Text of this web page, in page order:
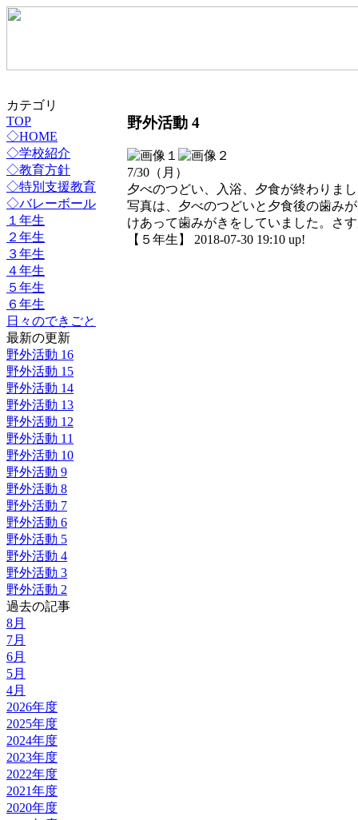
カテゴリ
TOP
◇HOME
◇学校紹介
◇教育方針
◇特別支援教育
◇バレーボール
１年生
２年生
３年生
４年生
５年生
６年生
日々のできごと
最新の更新
野外活動 16
野外活動 15
野外活動 14
野外活動 13
野外活動 12
野外活動 11
野外活動 10
野外活動 9
野外活動 8
野外活動 7
野外活動 6
野外活動 5
野外活動 4
野外活動 3
野外活動 2
過去の記事
8月
7月
6月
5月
4月
2026年度
2025年度
2024年度
2023年度
2022年度
2021年度
2020年度
野外活動 4
7/30（月）
夕べのつどい、入浴、夕食が終わりま
写真は、夕べのつどいと夕食後の歯み
けあって歯みがきをしていました。さ
【５年生】 2018-07-30 19:10 up!